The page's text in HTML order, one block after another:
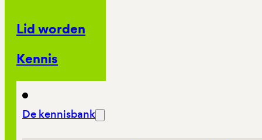
Lid worden
Kennis
De kennisbank